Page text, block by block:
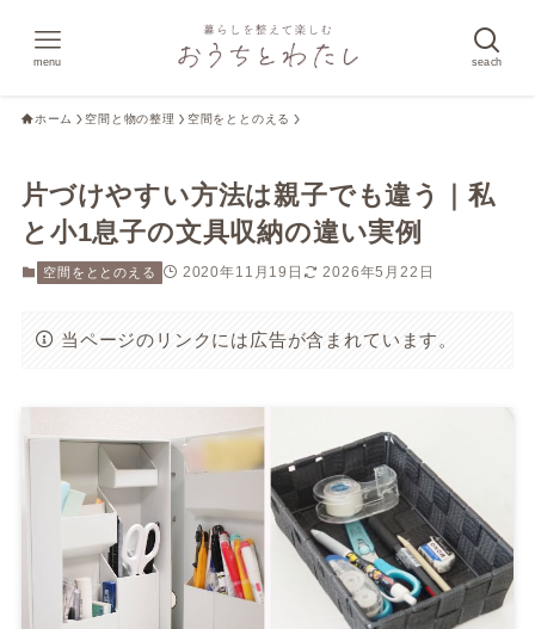
seach
menu
ホーム 空間と物の整理 空間をととのえる
片づけやすい方法は親子でも違う｜私
と小1息子の文具収納の違い実例
空間をととのえる 2020年11月19日 2026年5月22日
当ページのリンクには広告が含まれています。